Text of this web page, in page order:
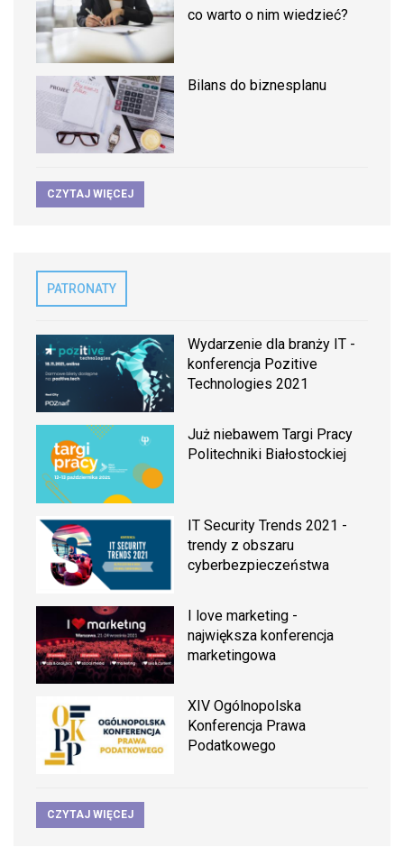
co warto o nim wiedzieć?
Bilans do biznesplanu
CZYTAJ WIĘCEJ
PATRONATY
Wydarzenie dla branży IT -
konferencja Pozitive
Technologies 2021
Już niebawem Targi Pracy
Politechniki Białostockiej
IT Security Trends 2021 -
trendy z obszaru
cyberbezpieczeństwa
I love marketing -
największa konferencja
marketingowa
XIV Ogólnopolska
Konferencja Prawa
Podatkowego
CZYTAJ WIĘCEJ